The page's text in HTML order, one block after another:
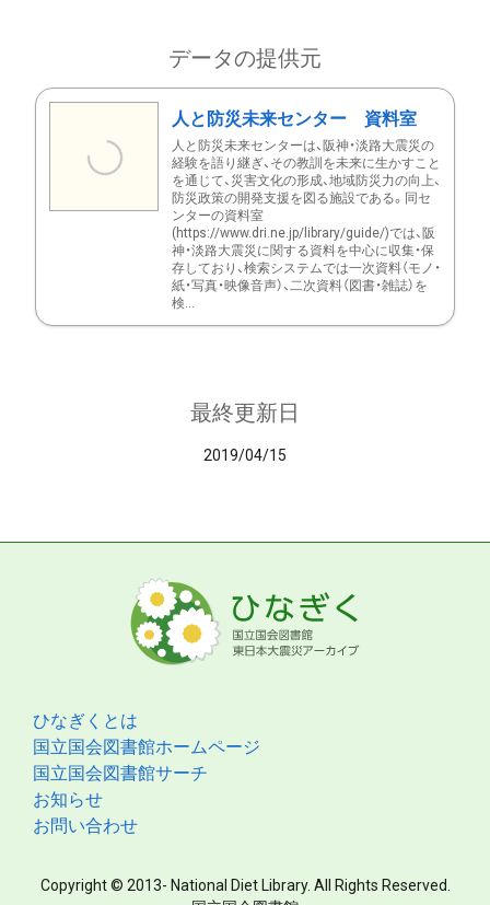
データの提供元
人と防災未来センター 資料室
人と防災未来センターは、阪神・淡路大震災の
経験を語り継ぎ、その教訓を未来に生かすこと
を通じて、災害文化の形成、地域防災力の向上、
防災政策の開発支援を図る施設である。同セ
ンターの資料室
(https://www.dri.ne.jp/library/guide/)では、阪
神・淡路大震災に関する資料を中心に収集・保
存しており、検索システムでは一次資料（モノ・
紙・写真・映像音声）、二次資料（図書・雑誌）を
検...
最終更新日
2019/04/15
ひなぎくとは
国立国会図書館ホームページ
国立国会図書館サーチ
お知らせ
お問い合わせ
Copyright © 2013- National Diet Library. All Rights Reserved.